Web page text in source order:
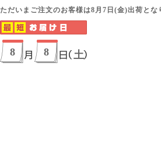
ただいまご注文のお客様は8月7日(金)出荷とな
8 8 土